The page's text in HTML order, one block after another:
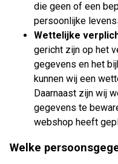
die geen of een
persoonlijke
Wettelijke
gericht zijn op het
gegevens en het
kunnen wij een
Daarnaast zijn wij
gegevens te
webshop heeft
Welke